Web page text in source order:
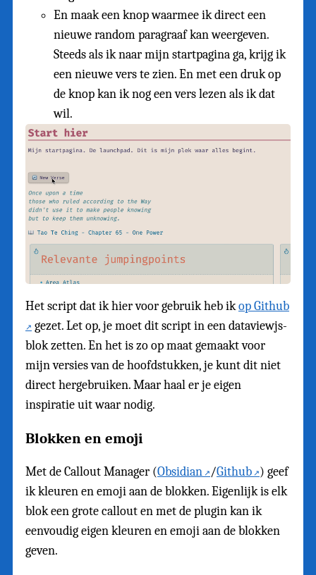
En maak een knop waarmee ik direct een
nieuwe random paragraaf kan weergeven.
Steeds als ik naar mijn startpagina ga, krijg ik
een nieuwe vers te zien. En met een druk op
de knop kan ik nog een vers lezen als ik dat
wil.
Het script dat ik hier voor gebruik heb ikop Github
gezet. Let op, je moet dit script in een dataviewjs-
blok zetten. En het is zo op maat gemaakt voor
mijn versies van de hoofdstukken, je kunt dit niet
direct hergebruiken. Maar haal er je eigen
inspiratie uit waar nodig.
Blokken en emoji
Met de Callout Manager (Obsidian /Github ) geef
ik kleuren en emoji aan de blokken. Eigenlijk is elk
blok een grote callout en met de plugin kan ik
eenvoudig eigen kleuren en emoji aan de blokken
geven.